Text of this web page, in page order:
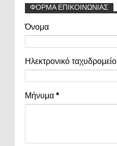
ΦΟΡΜΑ ΕΠΙΚΟΙΝΩΝΙΑΣ
Όνομα
Ηλεκτρονικό ταχυδρομείο
Μήνυμα *